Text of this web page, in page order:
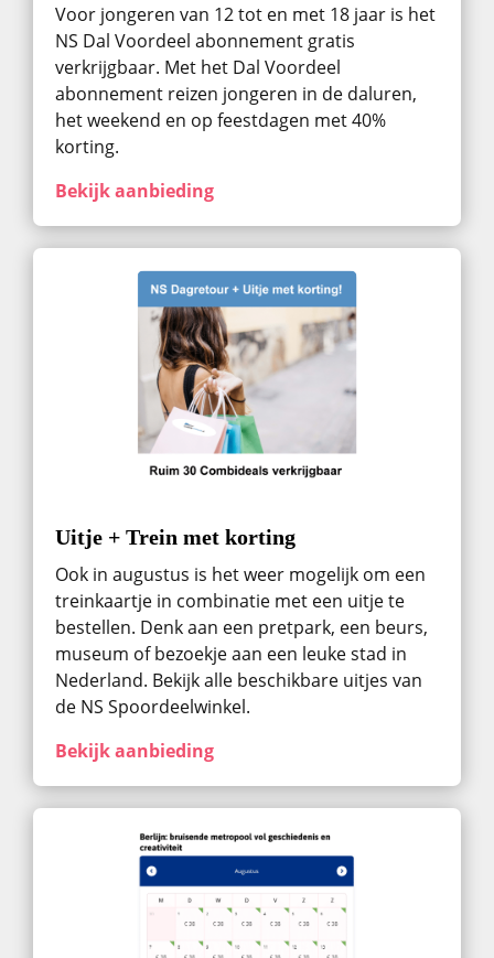
Voor jongeren van 12 tot en met 18 jaar is het
NS Dal Voordeel abonnement gratis
verkrijgbaar. Met het Dal Voordeel
abonnement reizen jongeren in de daluren,
het weekend en op feestdagen met 40%
korting.
Bekijk aanbieding
Uitje + Trein met korting
Ook in augustus ​is het weer mogelijk om een
treinkaartje in combinatie met een uitje te
bestellen. Denk aan een pretpark, een beurs,
museum of bezoekje aan een leuke stad in
Nederland. Bekijk alle beschikbare uitjes van
de NS Spoordeelwinkel.
Bekijk aanbieding